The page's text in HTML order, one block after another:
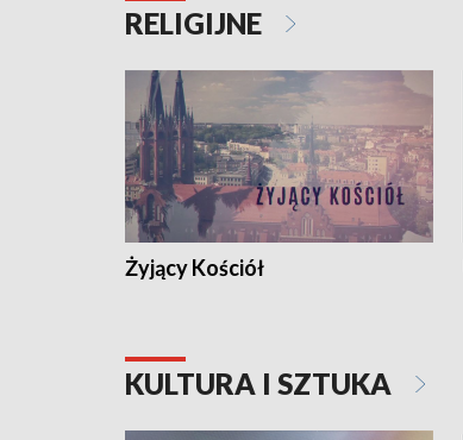
RELIGIJNE
Żyjący Kościół
KULTURA I SZTUKA